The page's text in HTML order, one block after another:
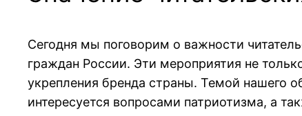
Сегодня мы поговорим о важности
граждан России. Эти мероприятия не
укрепления бренда страны. Темой нашего
интересуется вопросами патриотизма, а